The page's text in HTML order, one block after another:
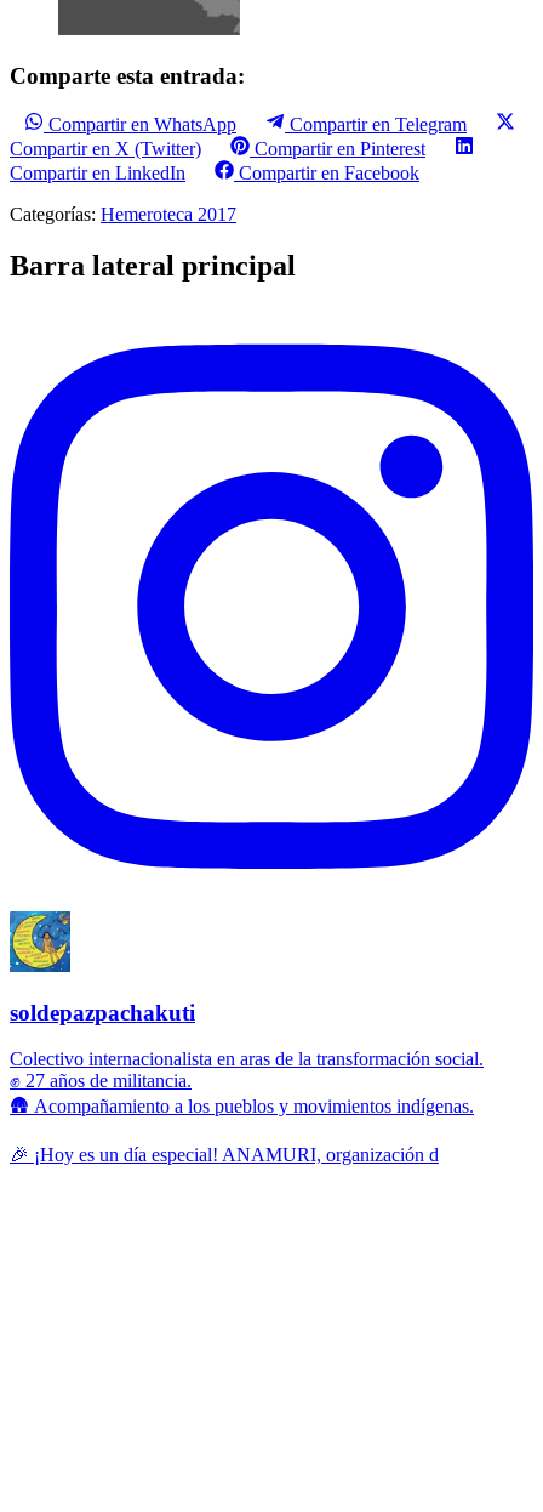
Comparte esta entrada:
Compartir en WhatsApp
Compartir en Telegram
Compartir en X (Twitter)
Compartir en Pinterest
Compartir en LinkedIn
Compartir en Facebook
Categorías: Hemeroteca 2017
Barra lateral principal
soldepazpachakuti
Colectivo internacionalista en aras de la transformación social.
✊ 27 años de militancia.
🛖 Acompañamiento a los pueblos y movimientos indígenas.
🎉 ¡Hoy es un día especial! ANAMURI, organización d